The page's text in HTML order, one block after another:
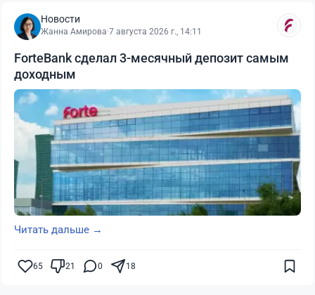
Новости
Жанна Амирова·7 августа 2026 г., 14:11
ForteBank сделал 3-месячный депозит самым
доходным
Читать дальше →
65 21 0 18